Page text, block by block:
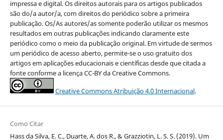
impressa e digital. Os direitos autorais para os artigos publicados
são do/a autor/a, com direitos do periódico sobre a primeira
publicação. Os/As autores/as somente poderão utilizar os mesmos
resultados em outras publicações indicando claramente este
periódico como o meio da publicação original. Em virtude de sermos
um periódico de acesso aberto, permite-se o uso gratuito dos
artigos em aplicações educacionais e científicas desde que citada a
fonte conforme a licença CC-BY da Creative Commons.
Creative Commons Atribuição 4.0 Internacional.
Como Citar
Hass da Silva, E. C., Duarte, A. dos R., & Grazziotin, L. S. S. (2019). Um